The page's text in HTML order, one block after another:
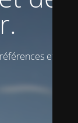
et de